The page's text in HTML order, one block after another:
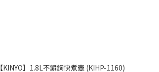
【KINYO】1.8L不鏽鋼快煮壺 (KIHP-1160)